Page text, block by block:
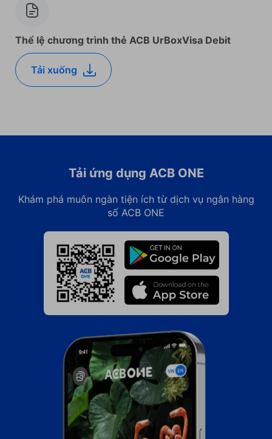
Thể lệ chương trình thẻ ACB UrBoxVisa Debit
Tải xuống
Tải ứng dụng ACB ONE
Khám phá muôn ngàn tiện ích từ dịch vụ ngân hàng
số ACB ONE